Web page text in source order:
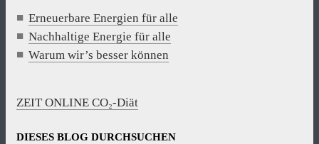
Erneuerbare Energien für alle
Nachhaltige Energie für alle
Warum wir’s besser können
ZEIT ONLINE CO₂-Diät
DIESES BLOG DURCHSUCHEN